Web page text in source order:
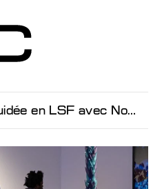
en LSF avec Noha El Sadawy